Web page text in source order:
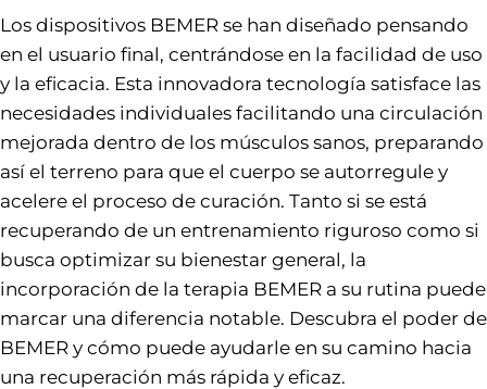
Los dispositivos BEMER se han diseñado pensando
en el usuario final, centrándose en la facilidad de uso
y la eficacia. Esta innovadora tecnología satisface las
necesidades individuales facilitando una circulación
mejorada dentro de los músculos sanos, preparando
así el terreno para que el cuerpo se autorregule y
acelere el proceso de curación. Tanto si se está
recuperando de un entrenamiento riguroso como si
busca optimizar su bienestar general, la
incorporación de la terapia BEMER a su rutina puede
marcar una diferencia notable. Descubra el poder de
BEMER y cómo puede ayudarle en su camino hacia
una recuperación más rápida y eficaz.